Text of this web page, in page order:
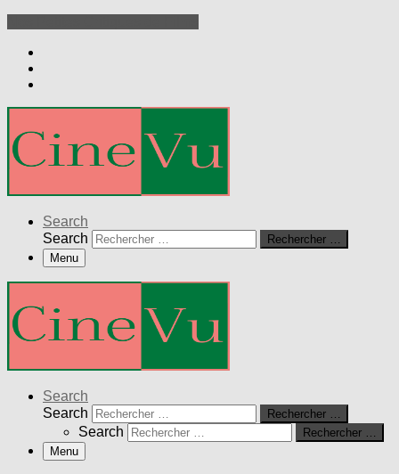
Search
Search
Rechercher …
Menu
Search
Search
Rechercher …
Search
Rechercher …
Menu